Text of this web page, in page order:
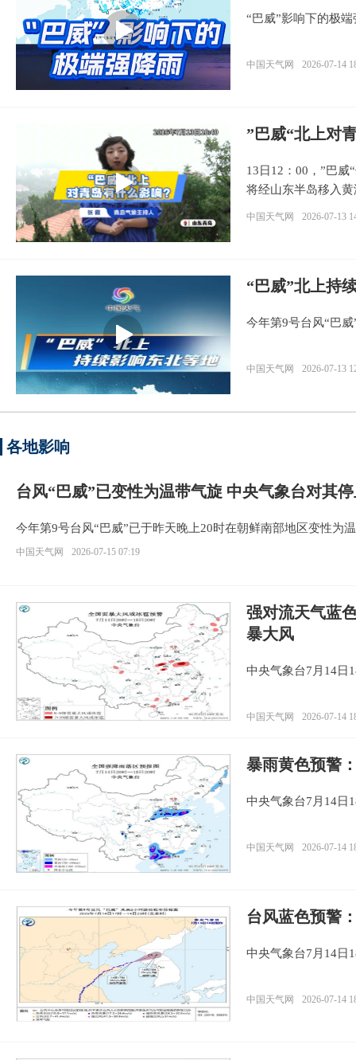
“巴威”影响下的极端
中国天气网 2026-07-14
”巴威“北上对
13日12：00，”巴
将经山东半岛移入
中国天气网 2026-07-13
“巴威”北上持
今年第9号台风“巴
中国天气网 2026-07-13
各地影响
台风“巴威”已变性为温带气旋 中央气象台对其
今年第9号台风“巴威”已于昨天晚上20时在朝鲜南部地区变性为
中国天气网 2026-07-15 07:19
强对流天气蓝
暴大风
中央气象台7月14日
中国天气网 2026-07-14
暴雨黄色预警
中央气象台7月14日
中国天气网 2026-07-14
台风蓝色预警
中央气象台7月14日
中国天气网 2026-07-14